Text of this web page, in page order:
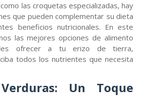
las croquetas especializadas, hay
que pueden complementar su dieta
beneficios nutricionales. En este
las mejores opciones de alimento
ofrecer a tu erizo de tierra,
todos los nutrientes que necesita
Un Toque